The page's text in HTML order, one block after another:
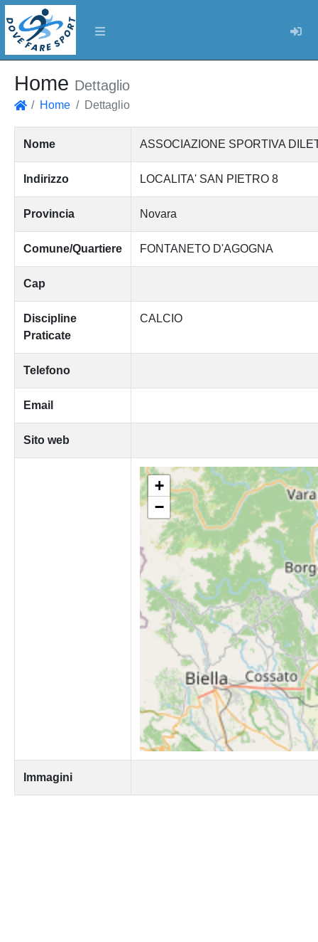
Home Dettaglio
Home Dettaglio
Nome ASSOCIAZIONE SPORTIVA
Indirizzo LOCALITA' SAN PIETRO 8
Provincia Novara
Comune/Quartiere FONTANETO D'AGOGNA
Cap
Discipline
Praticate
CALCIO
Telefono
Email
Sito web
+
−
Immagini